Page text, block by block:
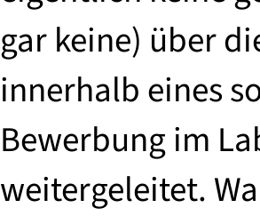
gar keine) über
innerhalb eines
Bewerbung im
weitergeleitet.